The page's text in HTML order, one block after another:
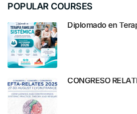
POPULAR COURSES
Diplomado en
CONGRESO